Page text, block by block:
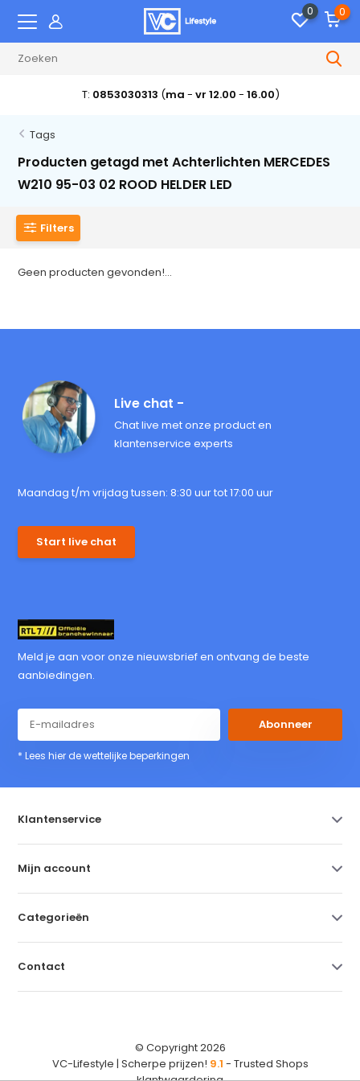
0 0
T: 0853030313 (ma - vr 12.00 - 16.00)
Tags
Producten getagd met Achterlichten MERCEDES
W210 95-03 02 ROOD HELDER LED
Filters
Geen producten gevonden!...
Live chat -
Chat live met onze product en
klantenservice experts
Maandag t/m vrijdag tussen: 8:30 uur tot 17:00 uur
Start live chat
Meld je aan voor onze nieuwsbrief en ontvang de beste
aanbiedingen.
Abonneer
* Lees hier de wettelijke beperkingen
Klantenservice
Mijn account
Categorieën
Contact
© Copyright 2026
VC-Lifestyle | Scherpe prijzen! 9.1 - Trusted Shops